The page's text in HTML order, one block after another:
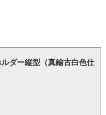
ルダー縦型（真鍮古白色仕